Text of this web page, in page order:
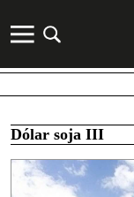
Dólar soja III